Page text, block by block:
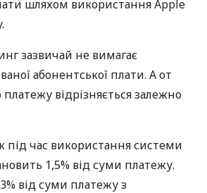
шляхом використання Apple
зазвичай не вимагає
абонентської плати. А от
платежу відрізняється залежно
під час використання системи
1,5% від суми платежу.
від суми платежу з